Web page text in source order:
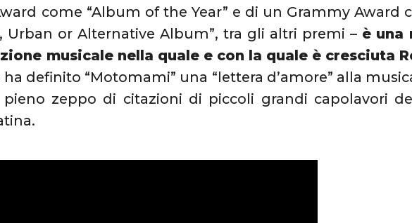
come “Album of the Year” e di un Grammy Award
Urban or Alternative Album”, tra gli altri premi – è una
musicale nella quale e con la quale è cresciuta
ha definito “Motomami” una “lettera d’amore” alla
pieno zeppo di citazioni di piccoli grandi capolavori